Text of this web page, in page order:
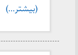
(بیشتر…)